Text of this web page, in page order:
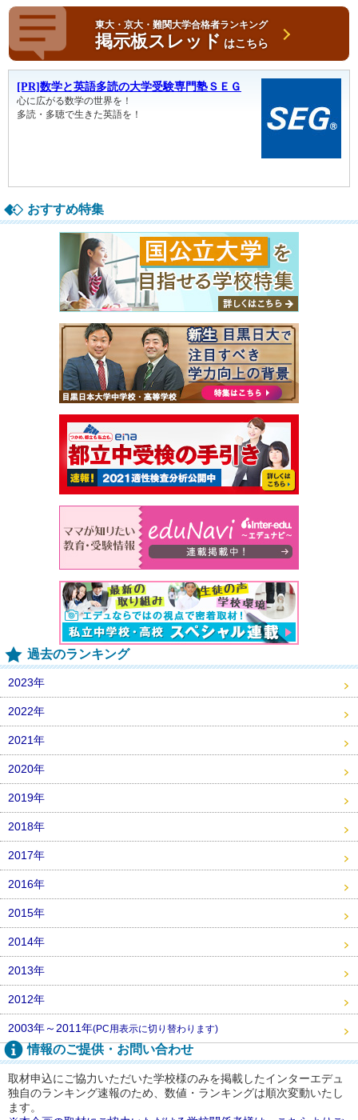
東大・京大・難関大学合格者ランキング
掲示板スレッド はこちら
おすすめ特集
過去のランキング
2023年
2022年
2021年
2020年
2019年
2018年
2017年
2016年
2015年
2014年
2013年
2012年
2003年～2011年(PC用表示に切り替わります)
情報のご提供・お問い合わせ
取材申込にご協力いただいた学校様のみを掲載したインターエデュ
独自のランキング速報のため、数値・ランキングは順次変動いたし
ます。